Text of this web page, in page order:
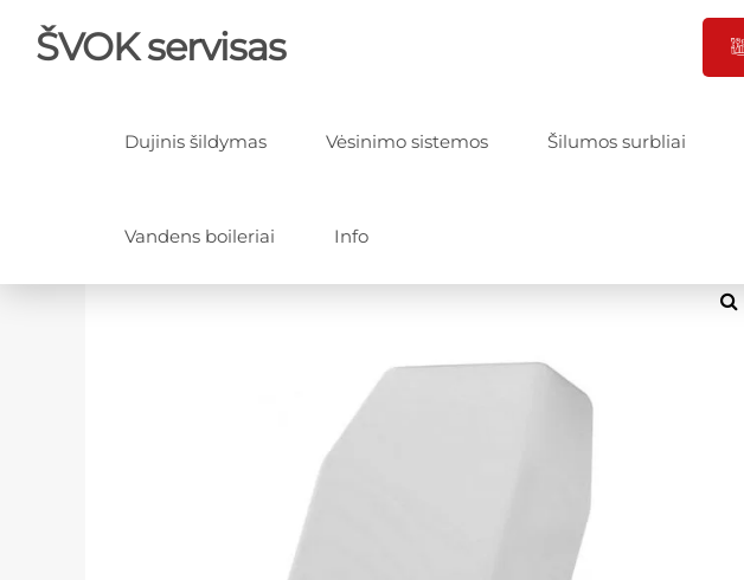
ŠVOK servisas
Dujinis šildymas Vėsinimo sistemos Šilumos surbliai
Vandens boileriai Info